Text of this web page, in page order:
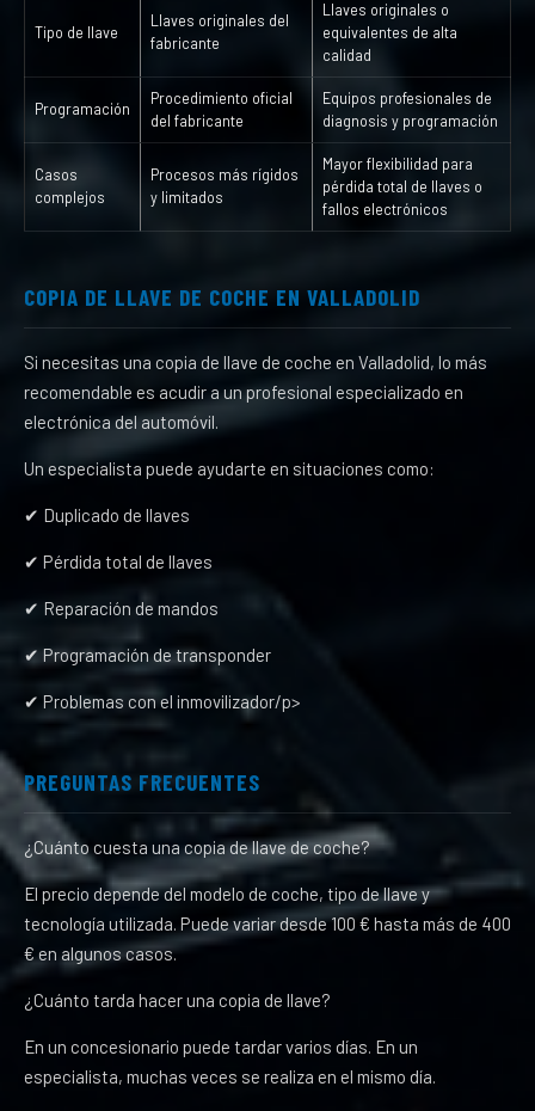
Tipo de llave
Llaves originales del
fabricante
Llaves originales o
equivalentes de alta
calidad
Programación
Procedimiento oficial
del fabricante
Equipos profesionales de
diagnosis y programación
Casos
complejos
Procesos más rígidos
y limitados
Mayor flexibilidad para
pérdida total de llaves o
fallos electrónicos
COPIA DE LLAVE DE COCHE EN VALLADOLID
Si necesitas una copia de llave de coche en Valladolid, lo más
recomendable es acudir a un profesional especializado en
electrónica del automóvil.
Un especialista puede ayudarte en situaciones como:
✔ Duplicado de llaves
✔ Pérdida total de llaves
✔ Reparación de mandos
✔ Programación de transponder
✔ Problemas con el inmovilizador/p>
PREGUNTAS FRECUENTES
¿Cuánto cuesta una copia de llave de coche?
El precio depende del modelo de coche, tipo de llave y
tecnología utilizada. Puede variar desde 100 € hasta más de 400
€ en algunos casos.
¿Cuánto tarda hacer una copia de llave?
En un concesionario puede tardar varios días. En un
especialista, muchas veces se realiza en el mismo día.